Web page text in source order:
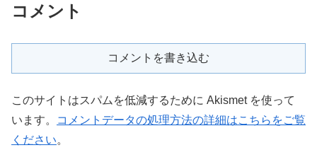
コメント
コメントを書き込む
このサイトはスパムを低減するために Akismet を使って
います。
コメントデータの処理方法の詳細はこちらをご覧
ください。